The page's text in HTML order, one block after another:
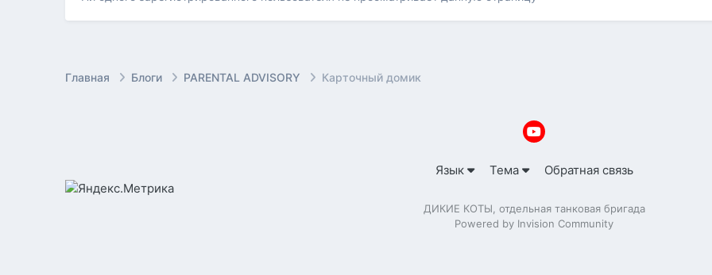
Главная Блоги PARENTAL ADVISORY Карточный домик
Язык Тема Обратная связь
ДИКИЕ КОТЫ, отдельная танковая бригада
Powered by Invision Community